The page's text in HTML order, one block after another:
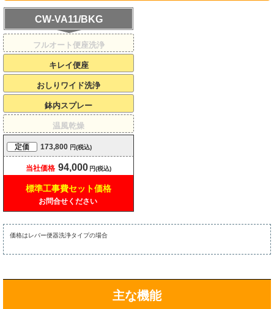
CW-VA11/BKG
フルオート便座洗浄
キレイ便座
おしりワイド洗浄
鉢内スプレー
温風乾燥
定価 173,800 円(税込)
当社価格 94,000 円(税込)
標準工事費セット価格
お問合せください
価格はレバー便器洗浄タイプの場合
主な機能